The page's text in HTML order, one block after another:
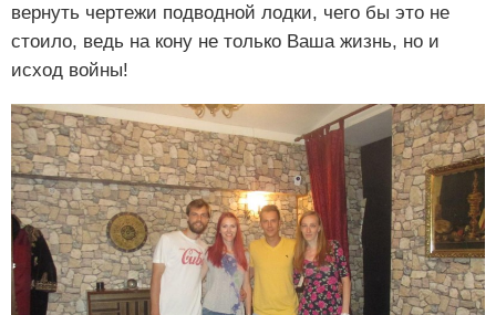
вернуть чертежи подводной лодки, чего бы это не
стоило, ведь на кону не только Ваша жизнь, но и
исход войны!